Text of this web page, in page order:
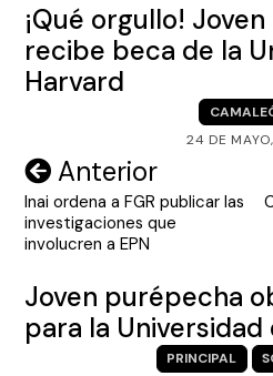
¡Qué orgullo!
recibe beca de la
Harvard
24 DE
Navegación
de
entradas
Anterior
Inai ordena a FGR publicar las
investigaciones que
involucren a EPN
Joven purépecha
para la Universidad
PRINCIPAL